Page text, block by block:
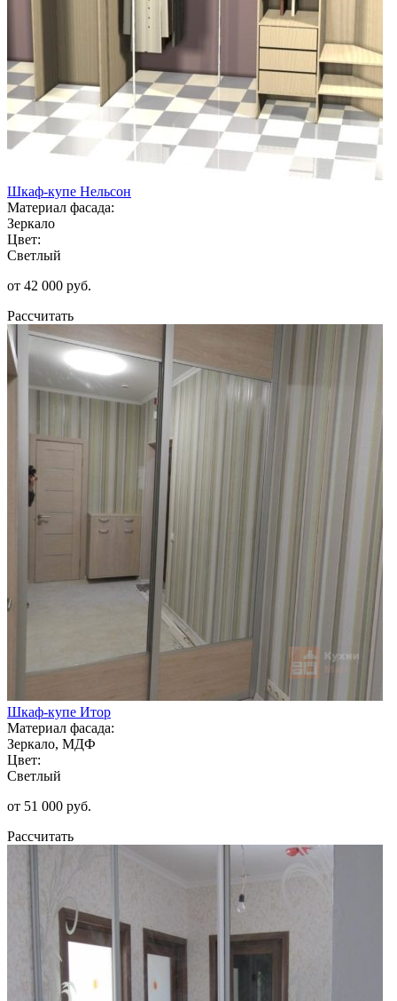
Шкаф-купе Нельсон
Материал фасада:
Зеркало
Цвет:
Светлый
от 42 000 руб.
Рассчитать
Шкаф-купе Итор
Материал фасада:
Зеркало, МДФ
Цвет:
Светлый
от 51 000 руб.
Рассчитать